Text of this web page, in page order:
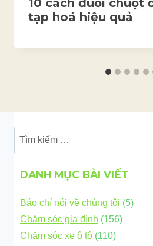
tạp hoá hiệu quả
Tìm
kiếm
cho:
DANH MỤC BÀI VIẾT
Báo chí nói về chúng tôi (5)
Chăm sóc gia đình (156)
Chăm sóc xe ô tô (110)